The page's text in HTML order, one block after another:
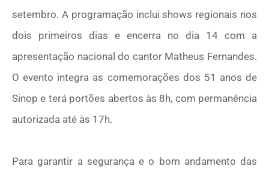
setembro. A programação inclui shows regionais nos
dois primeiros dias e encerra no dia 14 com a
apresentação nacional do cantor Matheus Fernandes.
O evento integra as comemorações dos 51 anos de
Sinop e terá portões abertos às 8h, com permanência
autorizada até às 17h.
Para garantir a segurança e o bom andamento das